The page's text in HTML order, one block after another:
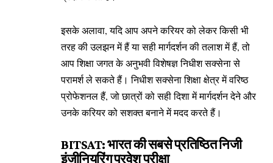
इसके अलावा, यदि आप अपने करियर को लेकर किसी भी
तरह की उलझन में हैं या सही मार्गदर्शन की तलाश में हैं, तो
आप शिक्षा जगत के अनुभवी विशेषज्ञ निधीश सक्सेना से
परामर्श ले सकते हैं। निधीश सक्सेना शिक्षा क्षेत्र में वरिष्ठ
प्रोफेशनल हैं, जो छात्रों को सही दिशा में मार्गदर्शन देने और
उनके करियर को सशक्त बनाने में मदद करते हैं।
BITSAT: भारत की सबसे प्रतिष्ठित निजी
इंजीनियरिंग प्रवेश परीक्षा